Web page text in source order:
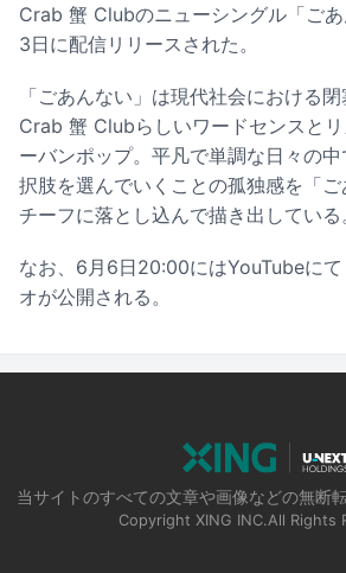
Crab 蟹 Clubのニューシングル「ご
3日に配信リリースされた。
「ごあんない」は現代社会における
Crab 蟹 Clubらしいワードセンスと
ーバンポップ。平凡で単調な日々の中
択肢を選んでいくことの孤独感を「
チーフに落とし込んで描き出している
なお、6月6日20:00にはYouTubeに
オが公開される。
当サイトのすべての文章や画像などの無断
Copyright XING INC.All Rights